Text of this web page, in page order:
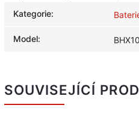
Kategorie:
Model:
SOUVISEJÍCÍ